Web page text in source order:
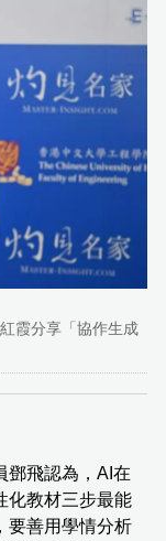
霞分享「協作生成
鄧飛認為，AI在
化教材三步最能
要善用學情分析